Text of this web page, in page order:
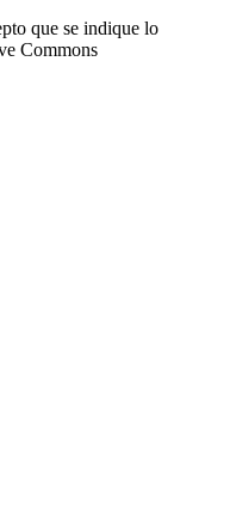
que se indique lo
Commons